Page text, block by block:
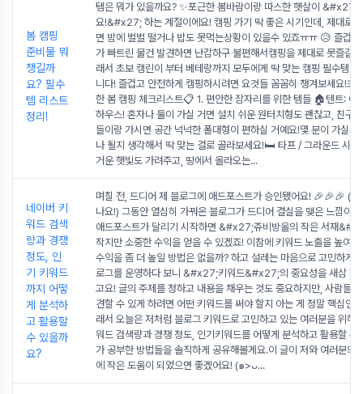
봄 캠핑
준비물 뭐
챙길까
요? 필수
템 리스트
정리!
템은 뭐가 있을까요? ✨포근한 봄바람이랑 따스한 햇살이 &#x27;
요!&#x27; 하는 계절이에요! 캠핑 가기 딱 좋은 시기인데, 제대로
면 밤에 벌벌 떨거나 밥도 못먹는상황이 있을수 있죠ㅠㅠ 😥 즐겁게
가 빠트린 물건 발견하면 난감하구 불편해서캠핑을 제대로 못즐길
래서 초보 캠린이 부터 베테랑까지 모두에게 딱 맞는 캠핑 필수템들
니다! 즐겁고 안전하게 캠핑하시려면 요것들 꼼꼼히 챙겨보세요!초
한 봄 캠핑 체크리스트📋 1. 편안한 잠자리를 위한 템들 🏠텐트: 아
하우스! 혼자나 둘이 가실 거면 설치 쉬운 원터치형도 괜찮고, 친구
들이랑 가시면 공간 넉넉한 폴대형이 편하실 거예요!몇 분이 가실지
나 될지 생각해서 딱 맞는 걸로 골라보세요!🛏️ 타프 / 그라운드 시트
거운 햇빛도 가려주고, 땅에서 올라오는...
네이버 키
워드 검색
량과 경쟁
정도, 인
기 키워드
까지 어떻
게 분석하
고 활용할
수 있을까
요?
며칠 전, 드디어 제 블로그에 애드포스트가 승인됐어요! 🎉🎉🎉 (와
나요!) 그동안 열심히 가꿔온 블로그가 드디어 결실을 맺은 느낌이
애드포스트가 달리기 시작하면 &#x27;쥬비방울의 작은 서재
작지만 소중한 수익을 얻을 수 있겠죠! 이참에 키워드 노출을 높여
수익을 좀 더 높일 방법은 없을까? 하고 설레는 마음으로 고민하게
로그를 운영하다 보니 &#x27;키워드&#x27;의 중요성을 새삼 깨
고요! 글의 주제를 정하고 내용을 채우는 것도 중요하지만, 사람들
견할 수 있게 하려면 어떤 키워드를 써야 할지 아는 게 정말 핵심인
래서 오늘은 저처럼 블로그 키워드로 고민하고 있는 여러분을 위해,
워드 검색량과 경쟁 정도, 인기키워드를 어떻게 분석하고 활용할 수
가 공부한 방법들을 솔직하게 공유해볼게요.이 글이 저와 여러분의
에 작은 도움이 되었으면 좋겠어요! (๑>ᴗ...